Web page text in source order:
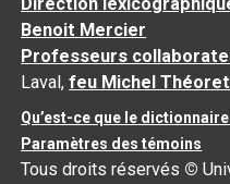
Benoit Mercier
Professeurs
Laval,feu Michel Théoret
Qu’est-ce que le
Paramètres des témoins
Tous droits réservés ©